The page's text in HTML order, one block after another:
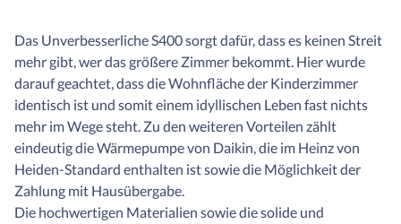
Das Unverbesserliche S400 sorgt dafür, dass es keinen Streit
mehr gibt, wer das größere Zimmer bekommt. Hier wurde
darauf geachtet, dass die Wohnfläche der Kinderzimmer
identisch ist und somit einem idyllischen Leben fast nichts
mehr im Wege steht. Zu den weiteren Vorteilen zählt
eindeutig die Wärmepumpe von Daikin, die im Heinz von
Heiden-Standard enthalten ist sowie die Möglichkeit der
Zahlung mit Hausübergabe.
Die hochwertigen Materialien sowie die solide und